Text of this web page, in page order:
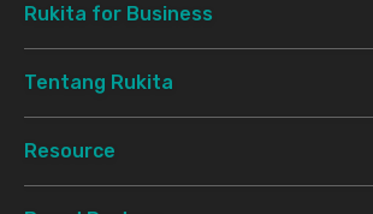
Rukita for Business
Tentang Rukita
Resource